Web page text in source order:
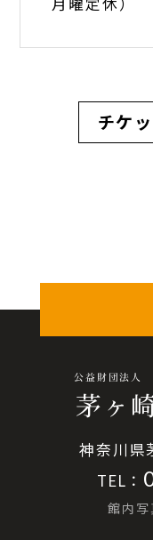
月曜定休）
チケ
公益財団法人
茅ヶ
神奈川県
TEL：
館内写